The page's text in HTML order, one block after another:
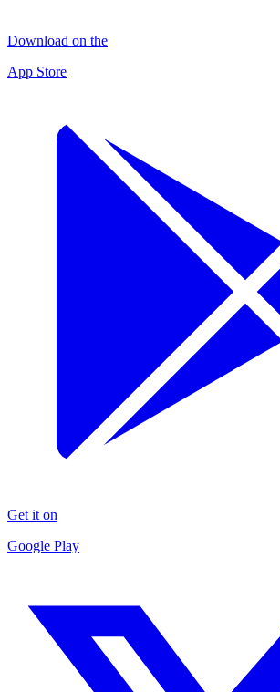
Download on the
App Store
Get it on
Google Play